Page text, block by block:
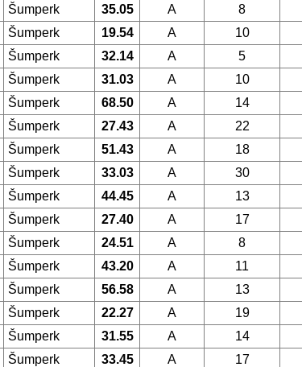
Šumperk 35.05 A 8
Šumperk 19.54 A 10
Šumperk 32.14 A 5
Šumperk 31.03 A 10
Šumperk 68.50 A 14
Šumperk 27.43 A 22
Šumperk 51.43 A 18
Šumperk 33.03 A 30
Šumperk 44.45 A 13
Šumperk 27.40 A 17
Šumperk 24.51 A 8
Šumperk 43.20 A 11
Šumperk 56.58 A 13
Šumperk 22.27 A 19
Šumperk 31.55 A 14
Šumperk 33.45 A 17